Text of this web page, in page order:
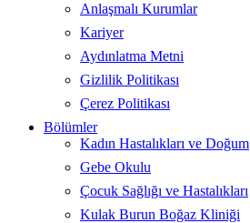
Anlaşmalı Kurumlar
Kariyer
Aydınlatma Metni
Gizlilik Politikası
Çerez Politikası
Bölümler
Kadın Hastalıkları ve Doğum
Gebe Okulu
Çocuk Sağlığı ve Hastalıkları
Kulak Burun Boğaz Kliniği